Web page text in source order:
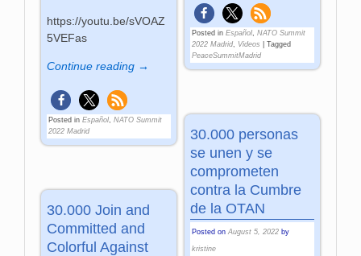
Posted in Español, NATO Summit
2022 Madrid, Videos
Tagged
PeaceSummitMadrid
https://youtu.be/sVOAZ
5VEFas
Continue reading →
Posted in Español ,NATO Summit
2022 Madrid
30.000 personas
se unen y se
comprometen
contra la Cumbre
de la OTAN
Posted on August 5, 2022 by
kristine
30.000 Join and
Committed and
Colorful Against